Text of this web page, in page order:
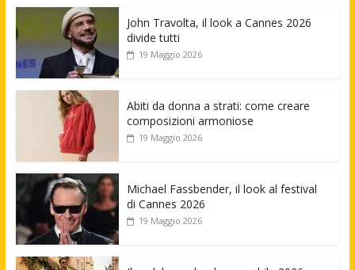
John Travolta, il look a Cannes 2026
divide tutti
19 Maggio 2026
Abiti da donna a strati: come creare
composizioni armoniose
19 Maggio 2026
Michael Fassbender, il look al festival
di Cannes 2026
19 Maggio 2026